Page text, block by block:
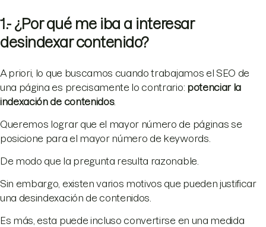
1.- ¿Por qué me iba a interesar
desindexar contenido?
A priori, lo que buscamos cuando trabajamos el SEO de
una página es precisamente lo contrario: potenciar la
indexación de contenidos.
Queremos lograr que el mayor número de páginas se
posicione para el mayor número de keywords.
De modo que la pregunta resulta razonable.
Sin embargo, existen varios motivos que pueden justificar
una desindexación de contenidos.
Es más, esta puede incluso convertirse en una medida